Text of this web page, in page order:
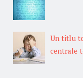
Un titlu
centrale